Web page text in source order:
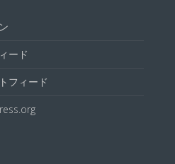
ード
フィード